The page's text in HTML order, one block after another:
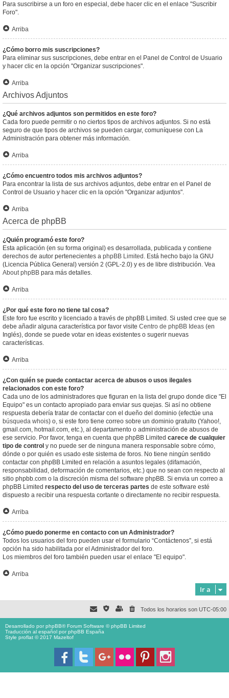
Para suscribirse a un foro en especial, debe hacer clic en el enlace "Suscribir
Foro".
Arriba
¿Cómo borro mis suscripciones?
Para eliminar sus suscripciones, debe entrar en el Panel de Control de Usuario
y hacer clic en la opción "Organizar suscripciones".
Arriba
Archivos Adjuntos
¿Qué archivos adjuntos son permitidos en este foro?
Cada foro puede permitir o no ciertos tipos de archivos adjuntos. Si no está
seguro de que tipos de archivos se pueden cargar, comuníquese con La
Administración para obtener más información.
Arriba
¿Cómo encuentro todos mis archivos adjuntos?
Para encontrar la lista de sus archivos adjuntos, debe entrar en el Panel de
Control de Usuario y hacer clic en la opción "Organizar adjuntos".
Arriba
Acerca de phpBB
¿Quién programó este foro?
Esta aplicación (en su forma original) es desarrollada, publicada y contiene
derechos de autor pertenecientes a phpBB Limited . Está hecho bajo la GNU
(Licencia Pública General) versión 2 (GPL-2.0) y es de libre distribución. Vea
About phpBB para más detalles.
Arriba
¿Por qué este foro no tiene tal cosa?
Este foro fue escrito y licenciado a través de phpBB Limited. Si usted cree que se
debe añadir alguna característica por favor visite Centro de phpBB Ideas (en
Inglés), donde se puede votar en ideas existentes o sugerir nuevas
características.
Arriba
¿Con quién se puede contactar acerca de abusos o usos ilegales
relacionados con este foro?
Cada uno de los administradores que figuran en la lista del grupo donde dice "El
Equipo" es un contacto apropiado para enviar sus quejas. Si así no obtiene
respuesta debería tratar de contactar con el dueño del dominio (efectúe una
búsqueda whois) o, si este foro tiene correo sobre un dominio gratuito (Yahoo!,
gmail.com, hotmail.com, etc.), al departamento o administración de abusos de
ese servicio. Por favor, tenga en cuenta que phpBB Limited carece de cualquier
tipo de control y no puede ser de ninguna manera responsable sobre cómo,
dónde o por quién es usado este sistema de foros. No tiene ningún sentido
contactar con phpBB Limited en relación a asuntos legales (difamación,
responsabilidad, deformación de comentarios, etc.) que no sean con respecto al
sitio phpbb.com o la discreción misma del software phpBB. Si envia un correo a
phpBB Limited respecto del uso de terceras partes de este software esté
dispuesto a recibir una respuesta cortante o directamente no recibir respuesta.
Arriba
¿Cómo puedo ponerme en contacto con un Administrador?
Todos los usuarios del foro pueden usar el formulario “Contáctenos”, si está
opción ha sido habilitada por el Administrador del foro.
Los miembros del foro también pueden usar el enlace "El equipo".
Arriba
Ir a
Todos los horarios son UTC-05:00
Desarrollado porphpBB® Forum Software © phpBB Limited
Traducción al español porphpBB España
Style proflat © 2017 Mazeltof